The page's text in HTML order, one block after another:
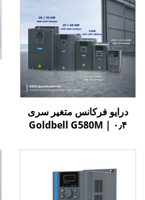
درایو فرکانس متغیر سری
Goldbell G580M | ۰٫۴
کنترل V/F و برداری | درایو
CE